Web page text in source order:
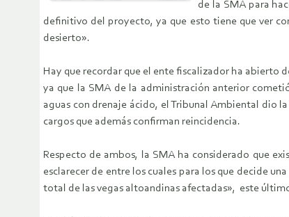
de la SMA para
definitivo del proyecto, ya que esto tiene que ver
desierto».
Hay que recordar que el ente fiscalizador ha abierto
ya que la SMA de la administración anterior
aguas con drenaje ácido, el Tribunal Ambiental dio
cargos que además confirman reincidencia.
Respecto de ambos, la SMA ha considerado que
esclarecer de entre los cuales para los que decide
total de las vegas altoandinas afectadas», este